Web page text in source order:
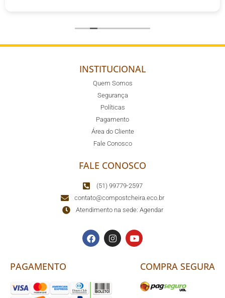
INSTITUCIONAL
Quem Somos
Segurança
Políticas
Pagamento
Área do Cliente
Fale Conosco
FALE CONOSCO
(51) 99779-2597
contato@compostcheira.eco.br
Atendimento na sede: Agendar
PAGAMENTO COMPRA SEGURA